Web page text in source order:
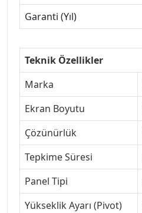
Garanti (Yıl)
Teknik Özellikler
Marka
Ekran Boyutu
Çözünürlük
Tepkime Süresi
Panel Tipi
Yükseklik Ayarı (Pivot)